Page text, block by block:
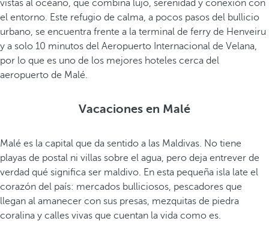
vistas al océano, que combina lujo, serenidad y conexión con
el entorno. Este refugio de calma, a pocos pasos del bullicio
urbano, se encuentra frente a la terminal de ferry de Henveiru
y a solo 10 minutos del Aeropuerto Internacional de Velana,
por lo que es uno de los mejores hoteles cerca del
aeropuerto de Malé.
Vacaciones en Malé
Malé es la capital que da sentido a las Maldivas. No tiene
playas de postal ni villas sobre el agua, pero deja entrever de
verdad qué significa ser maldivo. En esta pequeña isla late el
corazón del país: mercados bulliciosos, pescadores que
llegan al amanecer con sus presas, mezquitas de piedra
coralina y calles vivas que cuentan la vida como es.
i
c
o
t
r
i
o
n
a
l
d